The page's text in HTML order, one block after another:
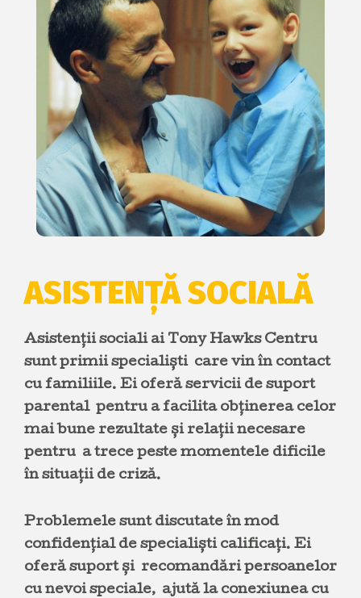
ASISTENȚĂ SOCIALĂ
Asistenții sociali ai Tony Hawks Centru
sunt primii specialiști care vin în contact
cu familiile. Ei oferă servicii de suport
parental pentru a facilita obținerea celor
mai bune rezultate și relații necesare
pentru a trece peste momentele dificile
în situații de criză.
Problemele sunt discutate în mod
confidențial de specialiști calificați. Ei
oferă suport și recomandări persoanelor
cu nevoi speciale, ajută la conexiunea cu